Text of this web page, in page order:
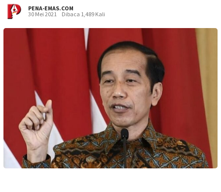
PENA-EMAS.COM
30 Mei 2021
Dibaca 1,489 Kali